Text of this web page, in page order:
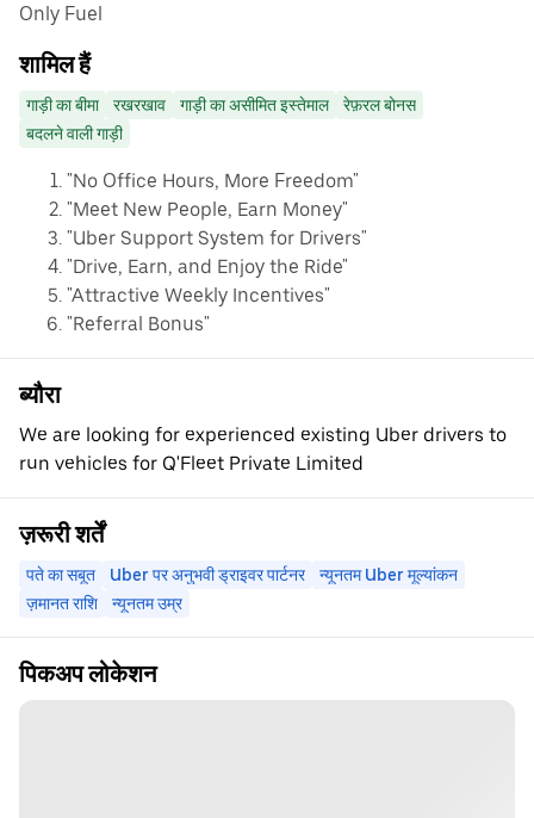
Only Fuel
शामिल हैं
गाड़ी का बीमा रखरखाव गाड़ी का असीमित इस्तेमाल
रेफ़रल बोनस
बदलने वाली गाड़ी
"No Office Hours, More Freedom"
"Meet New People, Earn Money"
"Uber Support System for Drivers"
"Drive, Earn, and Enjoy the Ride"
"Attractive Weekly Incentives"
"Referral Bonus"
ब्यौरा
We are looking for experienced existing Uber drivers to
run vehicles for Q'Fleet Private Limited
ज़रूरी शर्तें
पते का सबूत Uber पर अनुभवी ड्राइवर पार्टनर
न्यूनतम Uber मूल्यांकन
ज़मानत राशि
न्यूनतम उम्र
पिकअप लोकेशन